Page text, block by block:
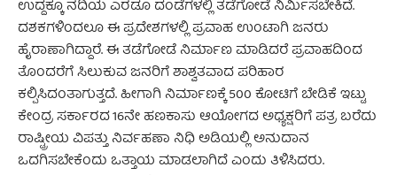
ಉದ್ದಕ್ಕೂ ನದಿಯ ಎರಡೂ ದಂಡೆಗಳಲ್ಲಿ ತಡೆಗೋಡೆ ನಿರ್ಮಿಸಬೇಕಿದೆ.
ದಶಕಗಳಿಂದಲೂ ಈ ಪ್ರದೇಶಗಳಲ್ಲಿ ಪ್ರವಾಹ ಉಂಟಾಗಿ ಜನರು
ಹೈರಾಣಾಗಿದ್ದಾರೆ. ಈ ತಡೆಗೋಡೆ ನಿರ್ಮಾಣ ಮಾಡಿದರೆ ಪ್ರವಾಹದಿಂದ
ತೊಂದರೆಗೆ ಸಿಲುಕುವ ಜನರಿಗೆ ಶಾಶ್ವತವಾದ ಪರಿಹಾರ
ಕಲ್ಪಿಸಿದಂತಾಗುತ್ತದೆ. ಹೀಗಾಗಿ ನಿರ್ಮಾಣಕ್ಕೆ 500 ಕೋಟಿಗೆ ಬೇಡಿಕೆ ಇಟ್ಟು
ಕೇಂದ್ರ ಸರ್ಕಾರದ 16ನೇ ಹಣಕಾಸು ಆಯೋಗದ ಅಧ್ಯಕ್ಷರಿಗೆ ಪತ್ರ ಬರೆದು
ರಾಷ್ಟ್ರೀಯ ವಿಪತ್ತು ನಿರ್ವಹಣಾ ನಿಧಿ ಅಡಿಯಲ್ಲಿ ಅನುದಾನ
ಒದಗಿಸಬೇಕೆಂದು ಒತ್ತಾಯ ಮಾಡಲಾಗಿದೆ ಎಂದು ತಿಳಿಸಿದರು.